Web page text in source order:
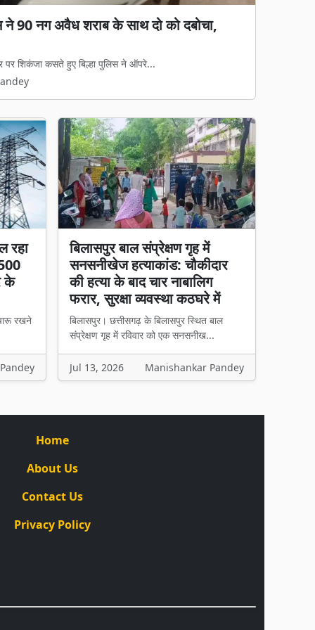
का आरोप: जेवी पर रोक, फिर भी 65%
की जल आपूर्ति और निर्माण परियोजना का...
रहा
के
रखने
बिलासपुर बाल संप्रेक्षण गृह में
सनसनीखेज हत्याकांड: चौकीदार
की हत्या के बाद चार नाबालिग
फरार, सुरक्षा व्यवस्था कठघरे में
बिलासपुर। छत्तीसगढ़ के बिलासपुर स्थित बाल
संप्रेक्षण गृह में रविवार को एक सनसनीख...
Jul 13, 2026 Manishankar Pandey
Home
About Us
Contact Us
Privacy Policy